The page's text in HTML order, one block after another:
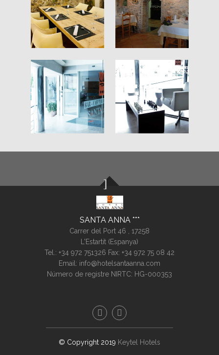
SANTA ANNA
Carrer del Port 46 , 17258
L'Estartit (Espanya)
Tel.: +34 972 751326 Fax: +34 972 75 08 42
Email: info@hotelsantaanna.com
Número de registre NIRTC: HG-000353
© Copyright 2019 Keytel Hotels